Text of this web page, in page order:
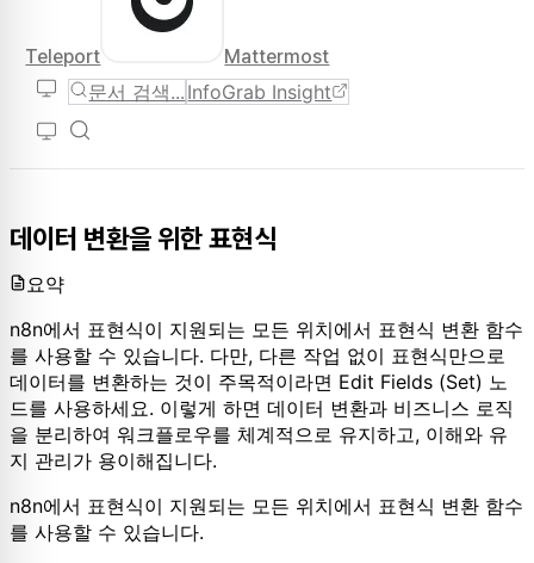
Teleport Mattermost
문서 검색... InfoGrab Insight
데이터 변환을 위한 표현식
요약
n8n에서 표현식이 지원되는 모든 위치에서 표현식 변환 함수
를 사용할 수 있습니다. 다만, 다른 작업 없이 표현식만으로
데이터를 변환하는 것이 주목적이라면 Edit Fields (Set) 노
드를 사용하세요. 이렇게 하면 데이터 변환과 비즈니스 로직
을 분리하여 워크플로우를 체계적으로 유지하고, 이해와 유
지 관리가 용이해집니다.
n8n에서 표현식이 지원되는 모든 위치에서 표현식 변환 함수
를 사용할 수 있습니다.